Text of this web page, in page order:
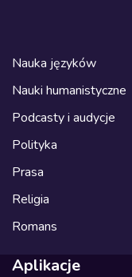
Nauka języków
Nauki humanistyczne
Podcasty i audycje
Polityka
Prasa
Religia
Romans
Aplikacje